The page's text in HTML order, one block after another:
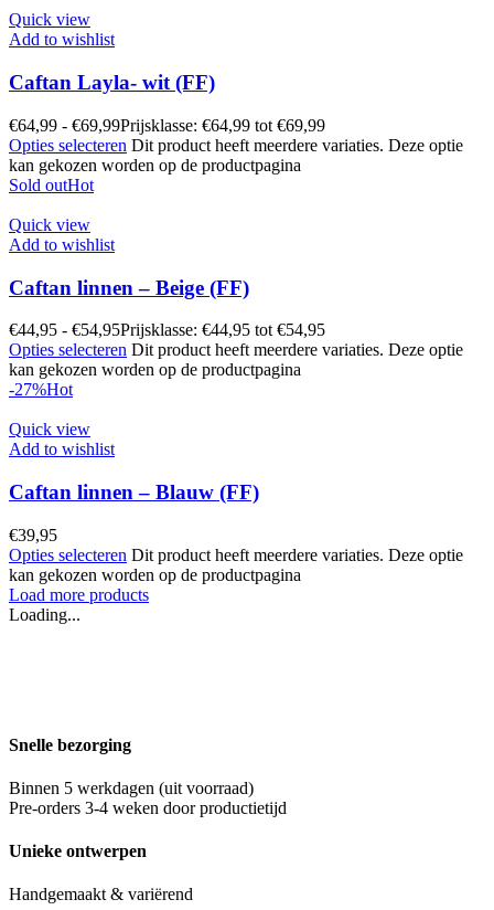
Quick view
Add to wishlist
Caftan Layla- wit (FF)
€64,99 - €69,99Prijsklasse: €64,99 tot €69,99
Opties selecteren Dit product heeft meerdere variaties. Deze optie
kan gekozen worden op de productpagina
Sold outHot
Quick view
Add to wishlist
Caftan linnen – Beige (FF)
€44,95 - €54,95Prijsklasse: €44,95 tot €54,95
Opties selecteren Dit product heeft meerdere variaties. Deze optie
kan gekozen worden op de productpagina
-27%Hot
Quick view
Add to wishlist
Caftan linnen – Blauw (FF)
€39,95
Opties selecteren Dit product heeft meerdere variaties. Deze optie
kan gekozen worden op de productpagina
Load more products
Loading...
Snelle bezorging
Binnen 5 werkdagen (uit voorraad)
Pre-orders 3-4 weken door productietijd
Unieke ontwerpen
Handgemaakt & variërend